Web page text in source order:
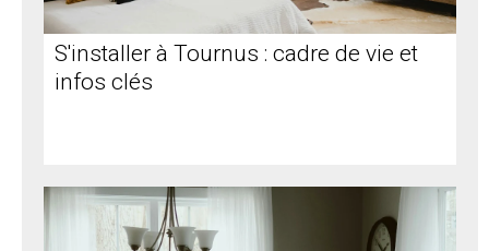
S'installer à Tournus : cadre de vie et
infos clés